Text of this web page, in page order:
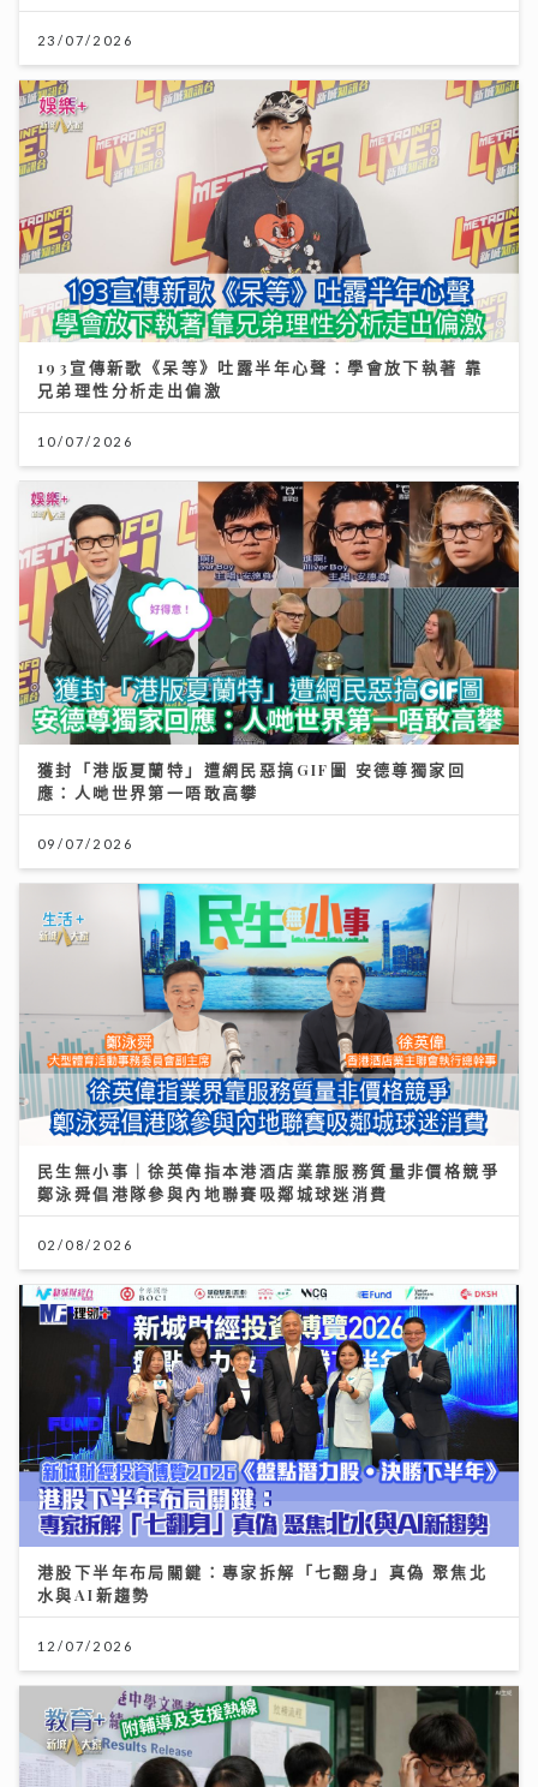
23/07/2026
193宣傳新歌《呆等》吐露半年心聲：學會放下執著 靠
兄弟理性分析走出偏激
10/07/2026
獲封「港版夏蘭特」遭網民惡搞GIF圖 安德尊獨家回
應：人哋世界第一唔敢高攀
09/07/2026
民生無小事｜徐英偉指本港酒店業靠服務質量非價格競爭
鄭泳舜倡港隊參與內地聯賽吸鄰城球迷消費
02/08/2026
港股下半年布局關鍵：專家拆解「七翻身」真偽 聚焦北
水與AI新趨勢
12/07/2026